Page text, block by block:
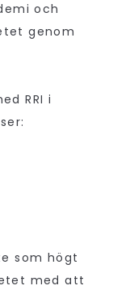
och
genom
RRI i
som högt
med att